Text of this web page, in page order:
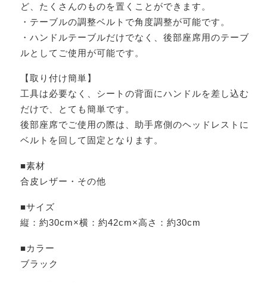
ど、たくさんのものを置くことができます。
・テーブルの調整ベルトで角度調整が可能です。
・ハンドルテーブルだけでなく、後部座席用のテーブ
ルとしてご使用が可能です。
【取り付け簡単】
工具は必要なく、シートの背面にハンドルを差し込む
だけで、とても簡単です。
後部座席でご使用の際は、助手席側のヘッドレストに
ベルトを回して固定となります。
■素材
合皮レザー・その他
■サイズ
縦：約30cm×横：約42cm×高さ：約30cm
■カラー
ブラック